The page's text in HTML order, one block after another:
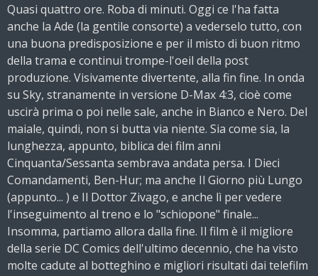
Quasi quattro ore. Roba di minuti. Oggi ce l'ha fatta
anche la Ade (la gentile consorte) a vederselo tutto, con
una buona predisposizione e per il misto di buon ritmo
della trama e continui trompe-l'oeil della post
produzione. Visivamente divertente, alla fin fine. In onda
su Sky, stranamente in versione D-Max 4:3, cioè come
uscirà prima o poi nelle sale, anche in Bianco e Nero. Del
maiale, quindi, non si butta via niente. Sia come sia, la
lunghezza, appunto, biblica dei film anni
Cinquanta/Sessanta sembrava andata persa. I Dieci
Comandamenti, Ben-Hur; ma anche Il Giorno più Lungo
(appunto... ) e Il Dottor Zivago, e anche lì per vedere
l'inseguimento al treno e lo "schiopone" finale...
Insomma, partiamo allora dalla fine. Il film è il migliore
della serie DC Comics dell'ultimo decennio, che ha visto
molte cadute al botteghino e migliori risultati dai telefilm